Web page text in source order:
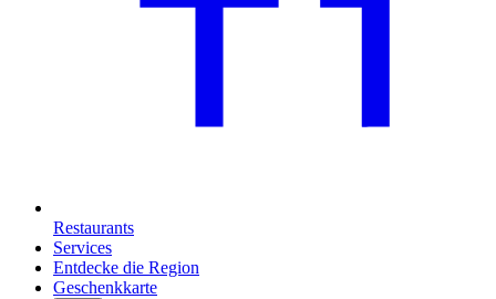
Restaurants
Services
Entdecke die Region
Geschenkkarte